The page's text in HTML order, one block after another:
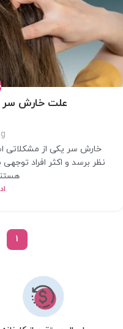
علت خارش
خارش سر یکی از مشکلاتی
نظر برسد و اکثر افراد
1